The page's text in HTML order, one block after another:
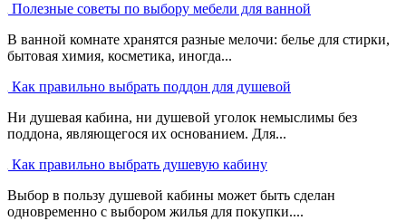
Полезные советы по выбору мебели для ванной
В ванной комнате хранятся разные мелочи: белье для стирки,
бытовая химия, косметика, иногда...
Как правильно выбрать поддон для душевой
Ни душевая кабина, ни душевой уголок немыслимы без
поддона, являющегося их основанием. Для...
Как правильно выбрать душевую кабину
Выбор в пользу душевой кабины может быть сделан
одновременно с выбором жилья для покупки....